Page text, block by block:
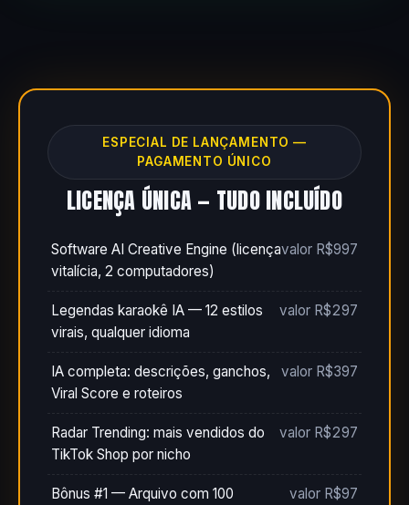
ESPECIAL DE LANÇAMENTO —
PAGAMENTO ÚNICO
LICENÇA ÚNICA — TUDO INCLUÍDO
Software AI Creative Engine (licença
vitalícia, 2 computadores)
valor R$997
Legendas karaokê IA — 12 estilos
virais, qualquer idioma
valor R$297
IA completa: descrições, ganchos,
Viral Score e roteiros
valor R$397
Radar Trending: mais vendidos do
TikTok Shop por nicho
valor R$297
Bônus #1 — Arquivo com 100 valor R$97